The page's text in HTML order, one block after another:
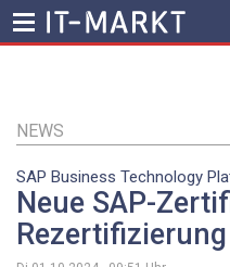
Inhalt
NEWS
SAP Business Technology
Neue SAP-